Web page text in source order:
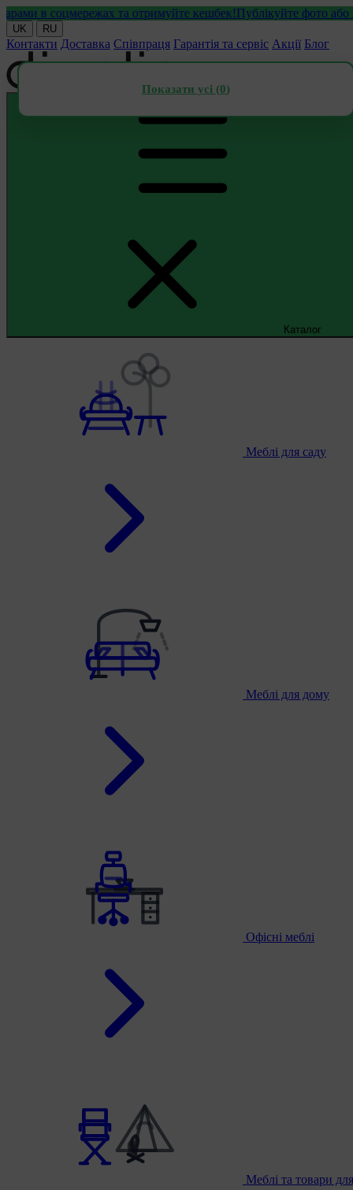
в соцмережах та отримуйте кешбек!Публікуйте фото або
UK RU
Контакти Доставка Співпраця Гарантія та сервіс Акції Блог
Каталог
Меблі для саду
Меблі для дому
Офісні меблі
Меблі та товари для
Показати усі (0)